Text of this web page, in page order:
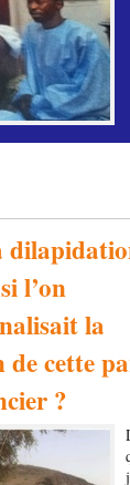
l’on
la
de cette
?